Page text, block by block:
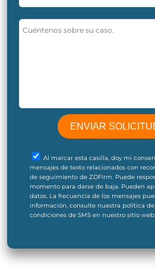
Al marcar esta casilla, doy mi
mensajes de texto relacionados con
de seguimiento de ZDFirm. Puede
momento para darse de baja. Pueden
datos. La frecuencia de los mensajes
información, consulte nuestra política
condiciones de SMS en nuestro sitio web.